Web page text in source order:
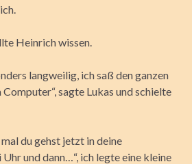
Heinrich wissen.
langweilig, ich saß den ganzen
sagte Lukas und schielte
mal du gehst jetzt in deine
und dann…“, ich legte eine kleine